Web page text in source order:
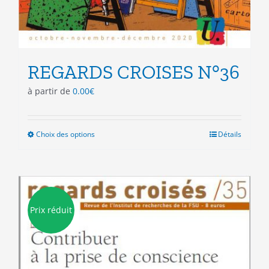
REGARDS CROISES N°36
à partir de 0.00€
Choix des optionsCe
plusieurs
variations.
Les
options
être
choisies
Détails
Prix réduit